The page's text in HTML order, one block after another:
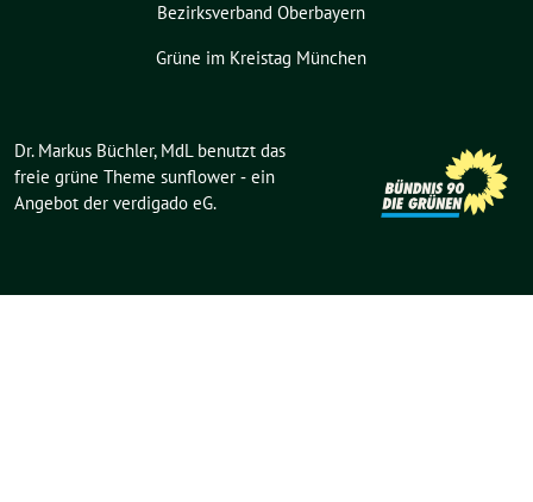
Bezirksverband Oberbayern
Grüne im Kreistag München
Dr. Markus Büchler, MdL benutzt das
freie grüne Theme sunflower ‐ ein
Angebot der verdigado eG.